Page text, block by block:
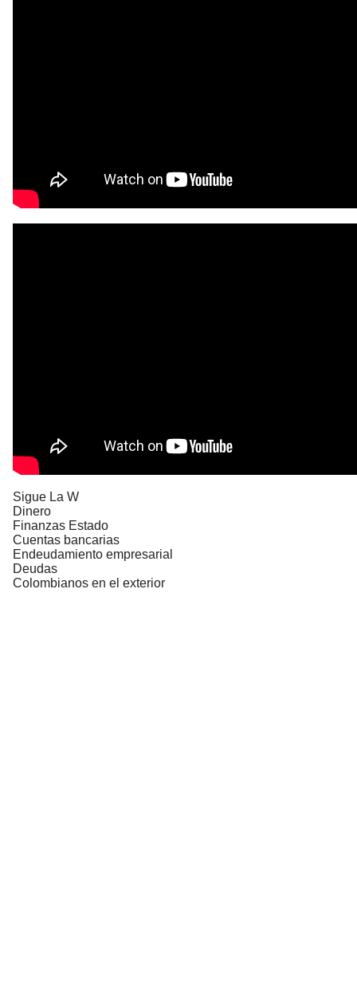
Sigue La W
Dinero
Finanzas Estado
Cuentas bancarias
Endeudamiento empresarial
Deudas
Colombianos en el exterior